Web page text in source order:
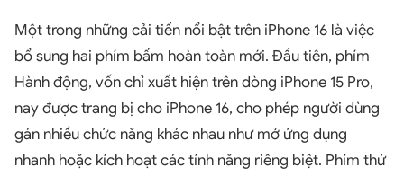
Một trong những cải tiến nổi bật trên iPhone 16 là việc
bổ sung hai phím bấm hoàn toàn mới. Đầu tiên, phím
Hành động, vốn chỉ xuất hiện trên dòng iPhone 15 Pro,
nay được trang bị cho iPhone 16, cho phép người dùng
gán nhiều chức năng khác nhau như mở ứng dụng
nhanh hoặc kích hoạt các tính năng riêng biệt. Phím thứ